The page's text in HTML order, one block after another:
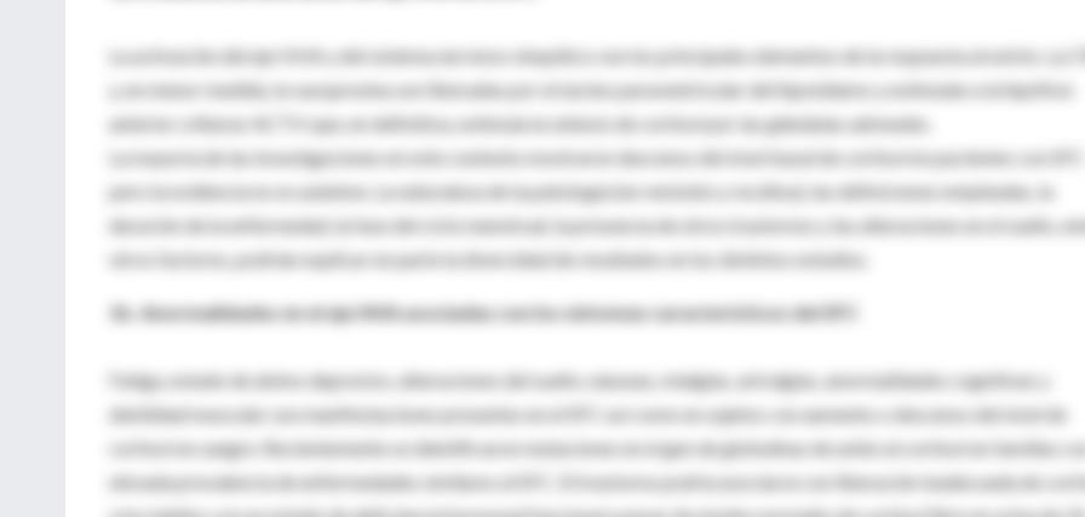
La activación del eje HHA y del sistema nervioso simpático son los principales elementos de la respuesta al estrés. La
y, en menor medida, la vasopresina son liberadas por el núcleo paraventricular del hipotálamo y estimulan a la hipófisis
anterior a liberar ACTH que, en definitiva, estimula la síntesis de cortisol por las glándulas adrenales.
La mayoría de las investigaciones en este contexto mostraron descenso del nivel basal de cortisol en pacientes con SFC
pero la evidencia no es unánime. La naturaleza de la patología (en remisión y recidiva), las definiciones empleadas, la
duración de la enfermedad, la fase del ciclo menstrual, la presencia de otros trastornos y las alteraciones en el sueño,
otros factores, podrían explicar en parte la diversidad de resultados en los distintos estudios.
1b. Anormalidades en el eje HHA asociadas con los síntomas característicos del SFC
Fatiga, estado de ánimo depresivo, alteraciones del sueño, náuseas, mialgias, artralgias, anormalidades cognitivas y
debilidad muscular son manifestaciones presentes en el SFC así como en sujetos con aumento o descenso del nivel de
cortisol en sangre. Recientemente se identificaron mutaciones en el gen de globulinas de unión al cortisol en familias
elevada prevalencia de enfermedades similares al SFC. El trastorno podría asociarse con liberación inadecuada de